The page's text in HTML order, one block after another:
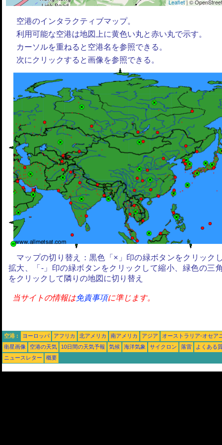
Leaflet| ©
空港のインタラクティブマップ。
利用可能な空港は地図上に黄色い丸と赤い丸で示す。
カーソルを重ねると空港名を参照できる。
次にクリックすると画像を参照できる。
マップの切り替え：黒色「×」印の緑ボタンをクリック
拡大、「-」印の緑ボタンをクリックして縮小、緑色の三
をクリックして隣りの地図に切り替え
当サイトの情報は免責事項に準じます。
空港 : ヨーロッパ アフリカ 北アメリカ 南アメリカ アジア
オーストラリア-オセア
衛星画像
空港の天気 10日間の天気予報 気候 海洋気象 サイクロン 落雷
よくある
ニュースレター
概要